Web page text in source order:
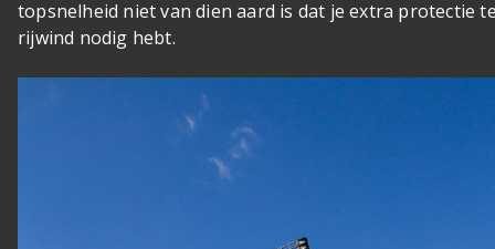
topsnelheid niet van dien aard is dat je extra protectie
rijwind nodig hebt.